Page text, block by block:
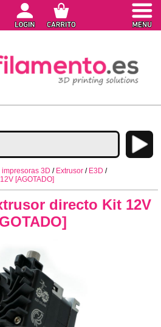
3D / Extrusor / E3D /
[AGOTADO]
directo Kit 12V